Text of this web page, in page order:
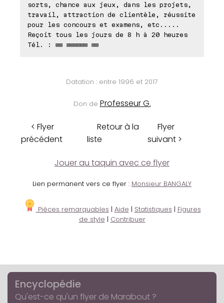
sorts, chance aux jeux, dans les projets,
travail, attraction de clientèle, réussite
pour les concours et examens, etc.....
Reçoit tous les jours de 8 h à 20 heures
Tél. : ⊠⊠ ⊠⊠⊠⊠⊠⊠ ⊠⊠
Datation : entre 1996 et 2017
Don de Professeur G.
< Flyer
précédent
Retour à la
liste
Flyer
suivant >
Jouer au taquin avec ce flyer
Lien permanent vers ce flyer : Monsieur BANGALY
Pièces remarquables | Aide | Statistiques | Figures
de style | Contribuer
Encyclopédie
Qu'est-ce qu'un flyer de Marabout ?